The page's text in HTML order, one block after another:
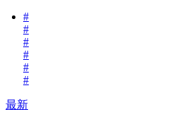
#
#
#
#
#
#
最新